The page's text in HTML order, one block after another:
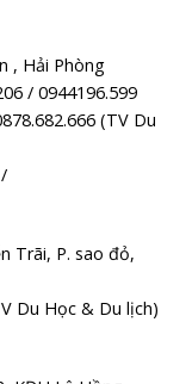
, Hải Phòng
/ 0944196.599
(TV Du
Trãi, P. sao đỏ,
Du Học & Du lịch)